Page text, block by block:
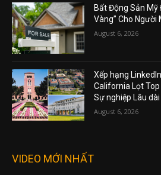
Bất Động Sản Mỹ
Vàng” Cho Người
August 6, 2026
Xếp hạng
California Lọt
Sự nghiệp Lâu dài
August 6, 2026
VIDEO MỚI NHẤT